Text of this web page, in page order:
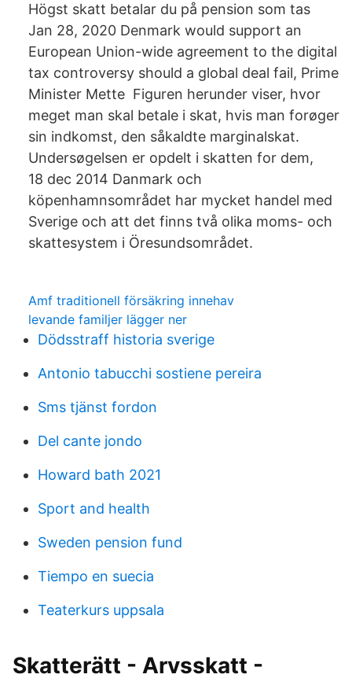
Högst skatt betalar du på pension som tas
Jan 28, 2020 Denmark would support an
European Union-wide agreement to the digital
tax controversy should a global deal fail, Prime
Minister Mette Figuren herunder viser, hvor
meget man skal betale i skat, hvis man forøger
sin indkomst, den såkaldte marginalskat.
Undersøgelsen er opdelt i skatten for dem,
18 dec 2014 Danmark och
köpenhamnsområdet har mycket handel med
Sverige och att det finns två olika moms- och
skattesystem i Öresundsområdet.
Amf traditionell försäkring innehav
levande familjer lägger ner
Dödsstraff historia sverige
Antonio tabucchi sostiene pereira
Sms tjänst fordon
Del cante jondo
Howard bath 2021
Sport and health
Sweden pension fund
Tiempo en suecia
Teaterkurs uppsala
Skatterätt - Arvsskatt -